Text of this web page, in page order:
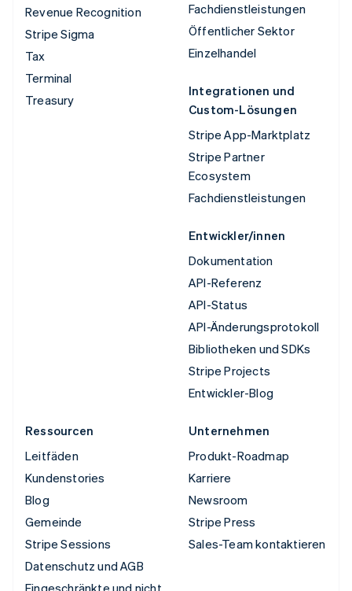
Revenue Recognition
Stripe Sigma
Tax
Terminal
Treasury
Fachdienstleistungen
Öffentlicher Sektor
Einzelhandel
Integrationen und
Custom-Lösungen
Stripe App-Marktplatz
Stripe Partner
Ecosystem
Fachdienstleistungen
Entwickler/innen
Dokumentation
API-Referenz
API-Status
API-Änderungsprotokoll
Bibliotheken und SDKs
Stripe Projects
Entwickler-Blog
Ressourcen
Leitfäden
Kundenstories
Blog
Gemeinde
Stripe Sessions
Datenschutz und AGB
Unternehmen
Produkt-Roadmap
Karriere
Newsroom
Stripe Press
Sales-Team kontaktieren